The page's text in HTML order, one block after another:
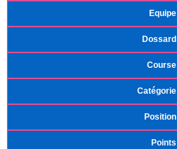
Equipe
Dossard
Course
Catégorie
Position
Points